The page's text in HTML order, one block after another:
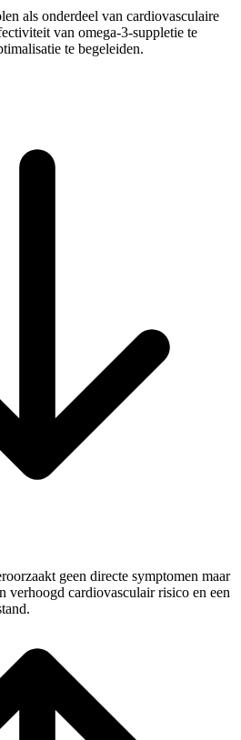
als onderdeel van cardiovasculaire
van omega-3-suppletie te
te begeleiden.
geen directe symptomen maar
verhoogd cardiovasculair risico en een